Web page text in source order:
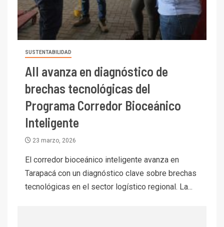
SUSTENTABILIDAD
AII avanza en diagnóstico de
brechas tecnológicas del
Programa Corredor Bioceánico
Inteligente
23 marzo, 2026
El corredor bioceánico inteligente avanza en
Tarapacá con un diagnóstico clave sobre brechas
tecnológicas en el sector logístico regional. La...
1 I+D
Codelco Ventanas prueba
de San Antonio
2
I+D
Producción minera en mayo de
PIB minero impacta el
crecimiento regional: Banco
Central reporta resultados
dispares en el primer